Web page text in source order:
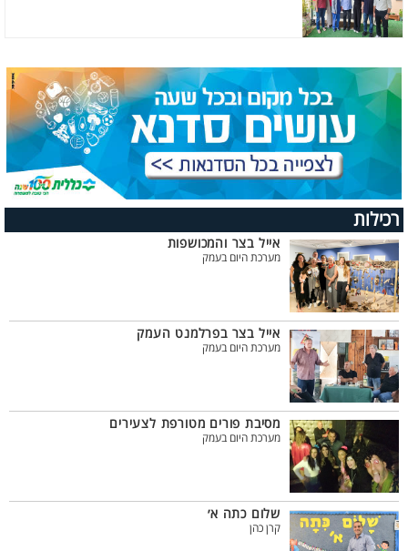
רכילות
אייל בצר והמכושפות
מערכת היום בעמק
אייל בצר בפרלמנט העמק
מערכת היום בעמק
מסיבת פורים מטורפת לצעירים
מערכת היום בעמק
שלום כתה א׳
קרן כהן